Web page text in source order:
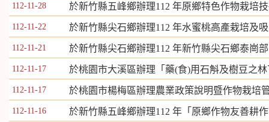
112-11-28 於新竹縣五峰鄉辦理112 年原鄉特色作物栽培
112-11-22 於新竹縣尖石鄉辦理112 年水蜜桃高產栽培及
112-11-21 於新竹縣尖石鄉辦理112 年新竹縣尖石鄉泰崗
112-11-17 於桃園市大溪區辦理「藥(食)用石斛及樹豆之
112-11-17 於桃園市楊梅區辦理農業政策說明暨作物栽培
112-11-16 於新竹縣五峰鄉辦理112 年「原鄉作物友善耕